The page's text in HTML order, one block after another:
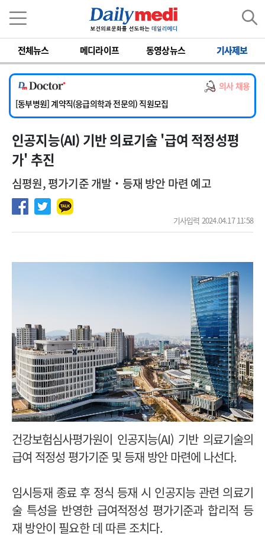
전체뉴스 메디라이프 동영상뉴스 기사제보
의사 채용
[서울아산병원] 2026년 하반기 인턴 모집
[영남대학교의료원] 마취통증의학과 임기제 임상의사 채용
[충남대학교병원] 소아청소년과(소아응급전담) 계약직 의사 공개채용
[동부병원] 계약직(응급의학과 전문의) 직원모집
[이대목동병원] 하반기 전공의(레지던트1년차) 모집
[서울아산병원] 2026년 하반기 인턴 모집
[영남대학교의료원] 마취통증의학과 임기제 임상의사 채용
인공지능(AI) 기반 의료기술 '급여 적정성평
가' 추진
심평원, 평가기준 개발‧등재 방안 마련 예고
기사입력 2024.04.17 11:58
건강보험심사평가원이 인공지능(AI) 기반 의료기술의
급여 적정성 평가기준 및 등재 방안 마련에 나선다.
임시등재 종료 후 정식 등재 시 인공지능 관련 의료기
술 특성을 반영한 급여적정성 평가기준과 합리적 등
재 방안이 필요한 데 따른 조치다.